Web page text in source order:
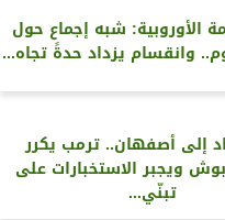
الأوروبية: شبه إجماع حول
وانقسام يزداد حدةً تجاه...
إلى أصفهان.. ترمب يكرر
ويجبر الاستخبارات على
تبنّي...